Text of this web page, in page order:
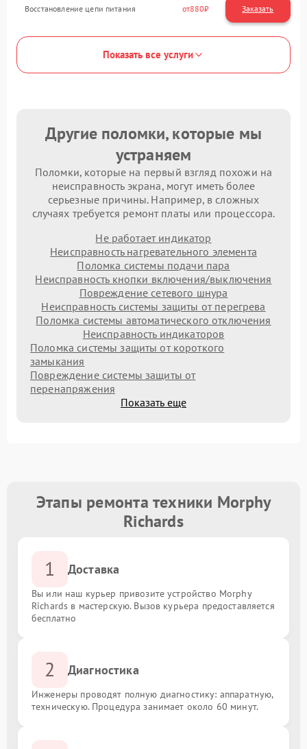
Восстановление цепи питания 880
Показать все услуги
Другие поломки, которые мы
устраняем
Поломки, которые на первый взгляд похожи на
неисправность экрана, могут иметь более
серьезные причины. Например, в сложных
случаях требуется ремонт платы или процессора.
Не работает индикатор
Неисправность нагревательного элемента
Поломка системы подачи пара
Неисправность кнопки включения/выключения
Повреждение сетевого шнура
Неисправность системы защиты от перегрева
Поломка системы автоматического отключения
Неисправность индикаторов
Поломка системы защиты от короткого
замыкания
Повреждение системы защиты от
перенапряжения
Показать еще
Этапы ремонта техники Morphy
Richards
1 Доставка
Вы или наш курьер привозите устройство Morphy
Richards в мастерскую. Вызов курьера предоставляется
бесплатно
2 Диагностика
Инженеры проводят полную диагностику: аппаратную,
техническую. Процедура занимает около 60 минут.